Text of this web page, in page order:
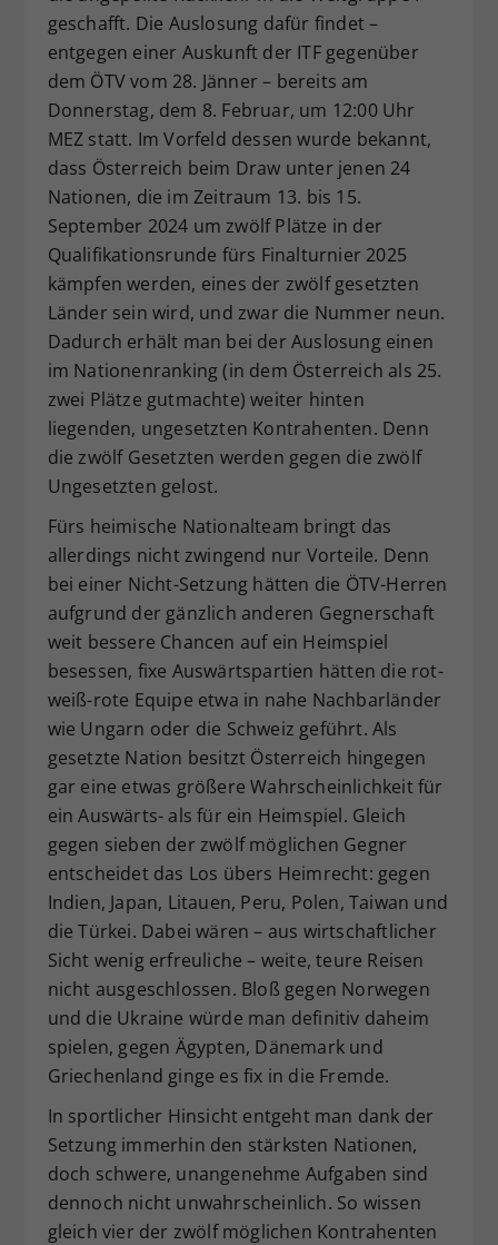
geschafft. Die Auslosung dafür findet –
entgegen einer Auskunft der ITF gegenüber
dem ÖTV vom 28. Jänner – bereits am
Donnerstag, dem 8. Februar, um 12:00 Uhr
MEZ statt. Im Vorfeld dessen wurde bekannt,
dass Österreich beim Draw unter jenen 24
Nationen, die im Zeitraum 13. bis 15.
September 2024 um zwölf Plätze in der
Qualifikationsrunde fürs Finalturnier 2025
kämpfen werden, eines der zwölf gesetzten
Länder sein wird, und zwar die Nummer neun.
Dadurch erhält man bei der Auslosung einen
im Nationenranking (in dem Österreich als 25.
zwei Plätze gutmachte) weiter hinten
liegenden, ungesetzten Kontrahenten. Denn
die zwölf Gesetzten werden gegen die zwölf
Ungesetzten gelost.
Fürs heimische Nationalteam bringt das
allerdings nicht zwingend nur Vorteile. Denn
bei einer Nicht-Setzung hätten die ÖTV-Herren
aufgrund der gänzlich anderen Gegnerschaft
weit bessere Chancen auf ein Heimspiel
besessen, fixe Auswärtspartien hätten die rot-
weiß-rote Equipe etwa in nahe Nachbarländer
wie Ungarn oder die Schweiz geführt. Als
gesetzte Nation besitzt Österreich hingegen
gar eine etwas größere Wahrscheinlichkeit für
ein Auswärts- als für ein Heimspiel. Gleich
gegen sieben der zwölf möglichen Gegner
entscheidet das Los übers Heimrecht: gegen
Indien, Japan, Litauen, Peru, Polen, Taiwan und
die Türkei. Dabei wären – aus wirtschaftlicher
Sicht wenig erfreuliche – weite, teure Reisen
nicht ausgeschlossen. Bloß gegen Norwegen
und die Ukraine würde man definitiv daheim
spielen, gegen Ägypten, Dänemark und
Griechenland ginge es fix in die Fremde.
In sportlicher Hinsicht entgeht man dank der
Setzung immerhin den stärksten Nationen,
doch schwere, unangenehme Aufgaben sind
dennoch nicht unwahrscheinlich. So wissen
gleich vier der zwölf möglichen Kontrahenten
Zweck
Dieser Wert speichert Ihre Consent-
Einstellungen. Unter anderem eine
zufällig generierte ID, für die
historische Speicherung Ihrer
vorgenommen Einstellungen, falls der
Webseiten-Betreiber dies eingestellt
hat.